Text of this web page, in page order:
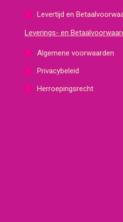
Levertijd en
Leverings- en
Algemene voorwaarden
Privacybeleid
Herroepingsrecht